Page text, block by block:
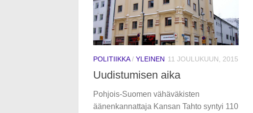
POLITIIKKA/ YLEINEN 11 JOULUKUUN, 2015
Uudistumisen aika
Pohjois-Suomen vähäväkisten
äänenkannattaja Kansan Tahto syntyi 110